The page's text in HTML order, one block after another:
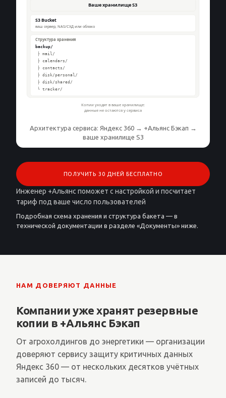
Архитектура сервиса: Яндекс 360 → +Альянс Бэкап →
ваше хранилище S3
ПОЛУЧИТЬ 30 ДНЕЙ БЕСПЛАТНО
Инженер +Альянс поможет с настройкой и посчитает
тариф под ваше число пользователей
Подробная схема хранения и структура бакета — в
технической документации в разделе «Документы» ниже.
НАМ ДОВЕРЯЮТ ДАННЫЕ
Компании уже хранят резервные
копии в +Альянс Бэкап
От агрохолдингов до энергетики — организации
доверяют сервису защиту критичных данных
Яндекс 360 — от нескольких десятков учётных
записей до тысяч.